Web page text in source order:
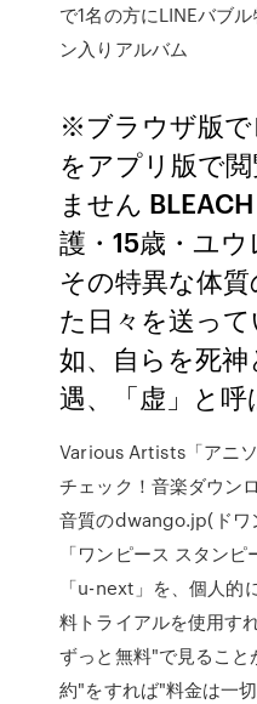
で1名の方にLINEバブ
ン入りアルバム
※ブラウザ版
をアプリ版で
ません
護・15歳・ユウ
その特異な体
た日々を送っ
如、自らを死
遇、「虚」と
Various Artists「アニ
チェック！音楽ダウン
音質のdwango.jp(ドワ
「ワンピース スタン
「u-next」を、個人的
料トライアルを使用す
ずっと無料"で見るこ
約"をすれば"料金は一